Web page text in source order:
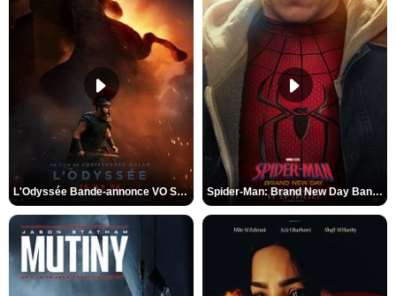
L'Odyssée Bande-annonce VO STFR Spider-Man: Brand New Day Bande-annonce VO STFR